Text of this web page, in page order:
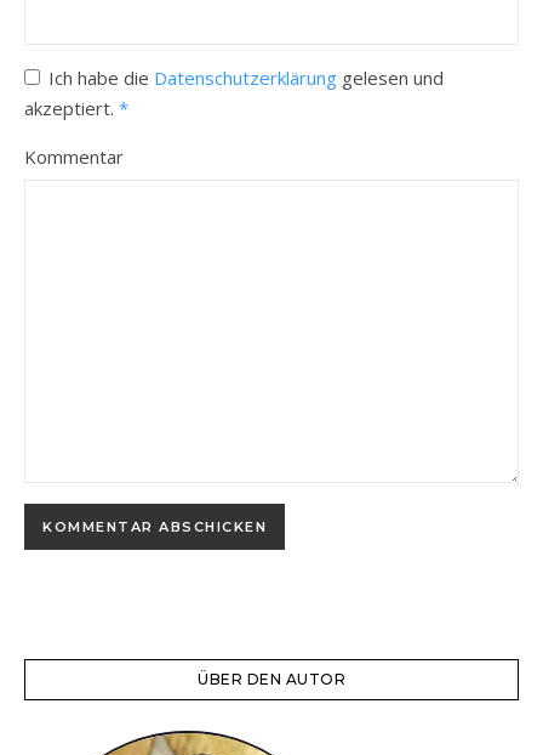
Ich habe die Datenschutzerklärung gelesen und
akzeptiert. *
Kommentar
ÜBER DEN AUTOR